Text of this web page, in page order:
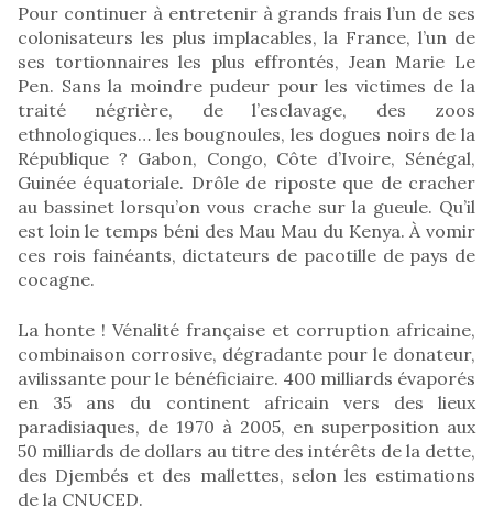
Pour continuer à entretenir à grands frais l’un de ses
colonisateurs les plus implacables, la France, l’un de
ses tortionnaires les plus effrontés, Jean Marie Le
Pen. Sans la moindre pudeur pour les victimes de la
traité négrière, de l’esclavage, des zoos
ethnologiques… les bougnoules, les dogues noirs de la
République ? Gabon, Congo, Côte d’Ivoire, Sénégal,
Guinée équatoriale. Drôle de riposte que de cracher
au bassinet lorsqu’on vous crache sur la gueule. Qu’il
est loin le temps béni des Mau Mau du Kenya. À vomir
ces rois fainéants, dictateurs de pacotille de pays de
cocagne.
La honte ! Vénalité française et corruption africaine,
combinaison corrosive, dégradante pour le donateur,
avilissante pour le bénéficiaire. 400 milliards évaporés
en 35 ans du continent africain vers des lieux
paradisiaques, de 1970 à 2005, en superposition aux
50 milliards de dollars au titre des intérêts de la dette,
des Djembés et des mallettes, selon les estimations
de la CNUCED.